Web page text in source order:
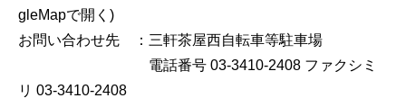
gleMapで開く)
お問い合わせ先 ：三軒茶屋西自転車等駐車場
電話番号 03-3410-2408 ファクシミ
リ 03-3410-2408